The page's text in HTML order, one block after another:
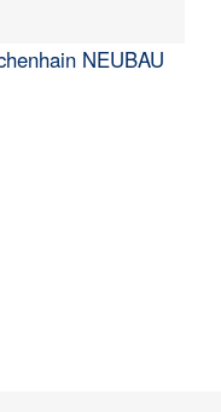
NEUBAU